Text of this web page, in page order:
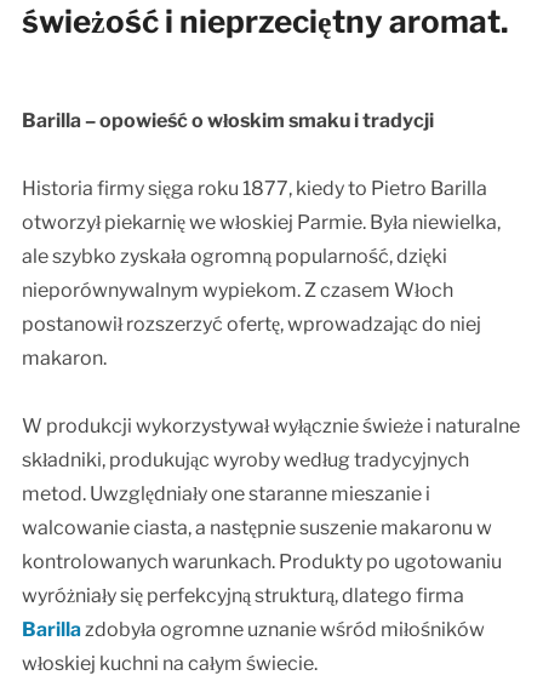
świeżość i nieprzeciętny aromat.
Barilla – opowieść o włoskim smaku i tradycji
Historia firmy sięga roku 1877, kiedy to Pietro Barilla
otworzył piekarnię we włoskiej Parmie. Była niewielka,
ale szybko zyskała ogromną popularność, dzięki
nieporównywalnym wypiekom. Z czasem Włoch
postanowił rozszerzyć ofertę, wprowadzając do niej
makaron.
W produkcji wykorzystywał wyłącznie świeże i naturalne
składniki, produkując wyroby według tradycyjnych
metod. Uwzględniały one staranne mieszanie i
walcowanie ciasta, a następnie suszenie makaronu w
kontrolowanych warunkach. Produkty po ugotowaniu
wyróżniały się perfekcyjną strukturą, dlatego firma
Barillazdobyła ogromne uznanie wśród miłośników
włoskiej kuchni na całym świecie.